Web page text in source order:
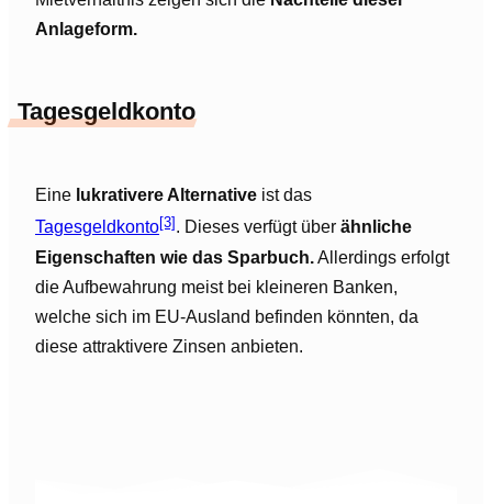
Anlageform.
Tagesgeldkonto
Eine lukrativere Alternative ist das
Tagesgeldkonto[3]. Dieses verfügt über ähnliche
Eigenschaften wie das Sparbuch.Allerdings erfolgt
die Aufbewahrung meist bei kleineren Banken,
welche sich im EU-Ausland befinden könnten, da
diese attraktivere Zinsen anbieten.